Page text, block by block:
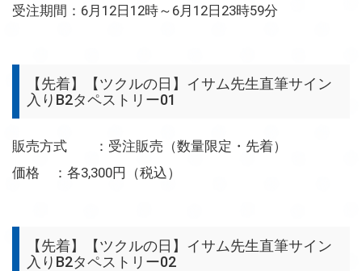
受注期間：6月12日12時～6月12日23時59分
【先着】【ツクルの日】イサム先生直筆サイン
入りB2タペストリー01
販売方式 ：受注販売（数量限定・先着）
価格 ：各3,300円（税込）
【先着】【ツクルの日】イサム先生直筆サイン
入りB2タペストリー02